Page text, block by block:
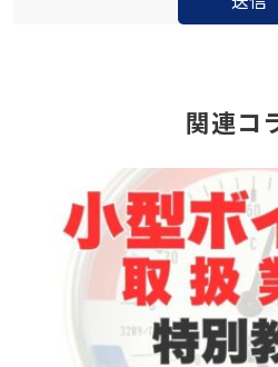
関連コ